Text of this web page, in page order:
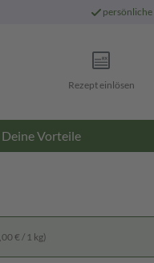
persönliche
Rezept einlösen
Deine Vorteile
€ / 1 kg)